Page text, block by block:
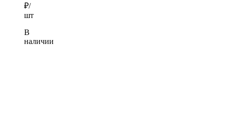
₽/
шт
В
наличии